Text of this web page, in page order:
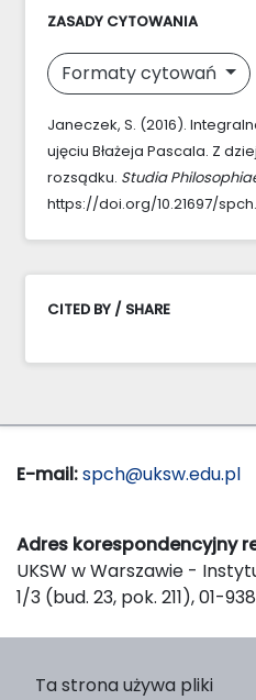
ZASADY CYTOWANIA
Formaty cytowań
Janeczek, S. (2016).
ujęciu Błażeja Pascala. Z
rozsądku. Studia
https://doi.org/10.21697/
CITED BY / SHARE
E-mail:spch@uksw.edu.pl
Adres korespondencyjny
UKSW w Warszawie -
1/3 (bud. 23, pok. 211), 01-
Wydawnictwo Naukowe
Ta strona używa pliki